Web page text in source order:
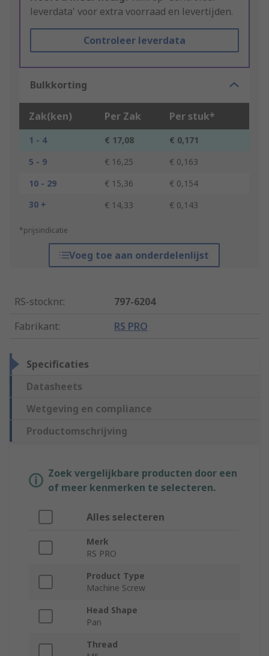
leverdata' voor extra voorraad en levertijden.
Controleer leverdata
Bulkkorting
Zak(ken) Per Zak Per stuk*
1 - 4 € 17,08
€ 0,171
5 - 9
€ 16,25
€ 0,163
10 - 29
€ 15,36
€ 0,154
30 +
€ 14,33 € 0,143
*prijsindicatie
Voeg toe aan onderdelenlijst
RS-stocknr.:
797-6204
Fabrikant: RS PRO
Specificaties
Datasheets
Wetgeving en compliance
Productomschrijving
Zoek vergelijkbare producten door een
of meer kenmerken te selecteren.
Alles selecteren
Merk
RS PRO
Product Type
Machine Screw
Head Shape
Pan
Thread